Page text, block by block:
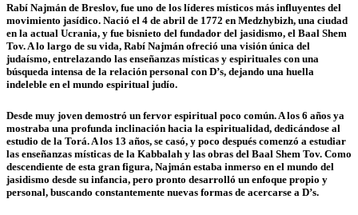
Rabí Najmán de Breslov, fue uno de los líderes místicos más influyentes del
movimiento jasídico. Nació el 4 de abril de 1772 en Medzhybizh, una ciudad
en la actual Ucrania, y fue bisnieto del fundador del jasidismo, el Baal Shem
Tov. A lo largo de su vida, Rabí Najmán ofreció una visión única del
judaísmo, entrelazando las enseñanzas místicas y espirituales con una
búsqueda intensa de la relación personal con D’s, dejando una huella
indeleble en el mundo espiritual judío.
Desde muy joven demostró un fervor espiritual poco común. A los 6 años ya
mostraba una profunda inclinación hacia la espiritualidad, dedicándose al
estudio de la Torá. A los 13 años, se casó, y poco después comenzó a estudiar
las enseñanzas místicas de la Kabbalah y las obras del Baal Shem Tov. Como
descendiente de esta gran figura, Najmán estaba inmerso en el mundo del
jasidismo desde su infancia, pero pronto desarrolló un enfoque propio y
personal, buscando constantemente nuevas formas de acercarse a D’s.